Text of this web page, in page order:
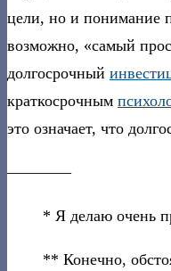
цели, но и понимание
возможно, «самый
долгосрочный
краткосрочным
это означает, что
————
* Я делаю очень
** Конечно,